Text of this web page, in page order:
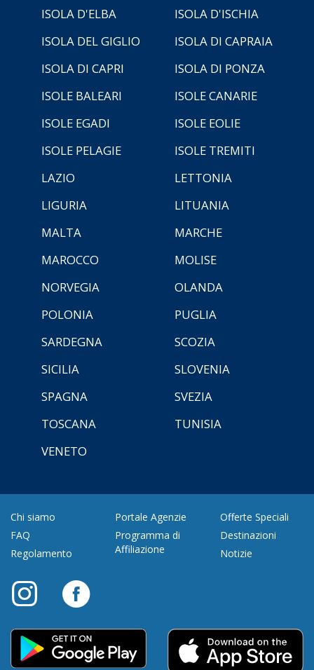
ISOLA D'ELBA
ISOLA D'ISCHIA
ISOLA DEL GIGLIO
ISOLA DI CAPRAIA
ISOLA DI CAPRI
ISOLA DI PONZA
ISOLE BALEARI
ISOLE CANARIE
ISOLE EGADI
ISOLE EOLIE
ISOLE PELAGIE
ISOLE TREMITI
LAZIO
LETTONIA
LIGURIA
LITUANIA
MALTA
MARCHE
MAROCCO
MOLISE
NORVEGIA
OLANDA
POLONIA
PUGLIA
SARDEGNA
SCOZIA
SICILIA
SLOVENIA
SPAGNA
SVEZIA
TOSCANA
TUNISIA
VENETO
Chi siamo
FAQ
Regolamento
Portale Agenzie
Programma di
Affiliazione
Offerte Speciali
Destinazioni
Notizie